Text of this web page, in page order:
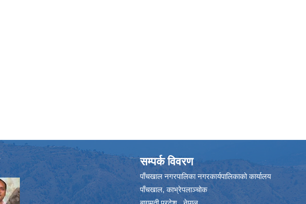
सम्पर्क विवरण
पाँचखाल नगरपालिका नगरकार्यपालिकाको कार्यालय
पाँचखाल, काभ्रेपलाञ्चोक